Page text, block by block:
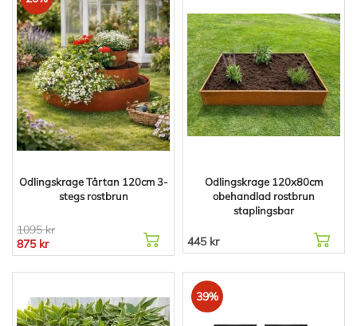
Odlingskrage Tårtan 120cm 3-
stegs rostbrun
1095 kr
875 kr
Odlingskrage 120x80cm
obehandlad rostbrun
staplingsbar
445 kr
39%